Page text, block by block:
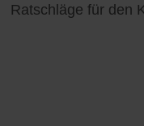
Ratschläge für den